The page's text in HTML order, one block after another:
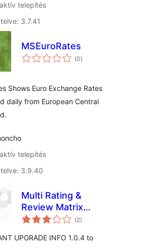
telepítés
3.7.41
MSEuroRates
(0értékelés
összesen
)
Shows Euro Exchange Rates
daily from European Central
telepítés
3.9.40
Multi Rating &
Review Matrix
System
(2értékelés
összesen
)
UPGRADE INFO 1.0.4 to